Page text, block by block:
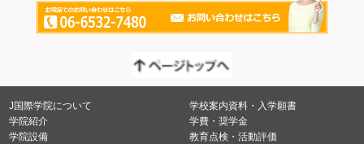
J国際学院について
学院紹介
学院設備
学校案内資料・入学願書
学費・奨学金
教育点検・活動評価